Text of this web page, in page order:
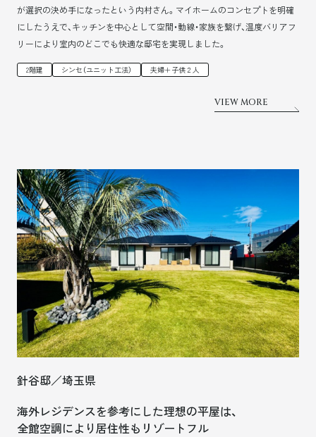
が選択の決め手になったという内村さん。マイホームのコンセプトを明確
にしたうえで、キッチンを中心として空間・動線・家族を繋げ、温度バリアフ
リーにより室内のどこでも快適な邸宅を実現しました。
2階建 シンセ（ユニット工法） 夫婦＋子供２人
VIEW MORE
針谷邸／埼玉県
海外レジデンスを参考にした理想の平屋は、
全館空調により居住性もリゾートフル